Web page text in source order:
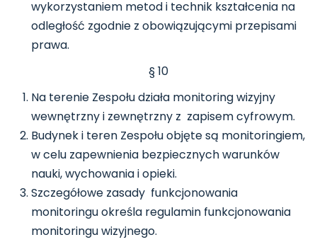
wykorzystaniem metod i technik kształcenia na
odległość zgodnie z obowiązującymi przepisami
prawa.
§ 10
Na terenie Zespołu działa monitoring wizyjny
wewnętrzny i zewnętrzny z zapisem cyfrowym.
Budynek i teren Zespołu objęte są monitoringiem,
w celu zapewnienia bezpiecznych warunków
nauki, wychowania i opieki.
Szczegółowe zasady funkcjonowania
monitoringu określa regulamin funkcjonowania
monitoringu wizyjnego.